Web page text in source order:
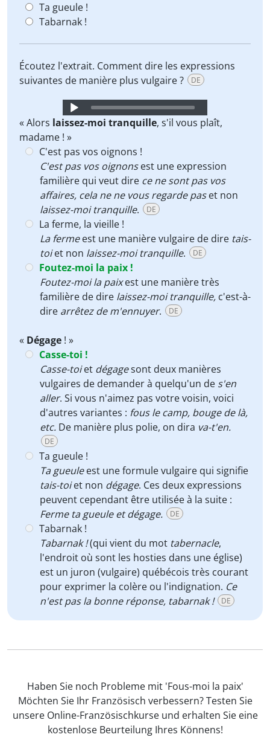
Ta gueule !
Tabarnak !
Écoutez l'extrait. Comment dire les expressions
suivantes de manière plus vulgaire ?
DE
Audio
Player
« Alors laissez-moi tranquille, s'il vous plaît,
madame ! »
C'est pas vos oignons !
C'est pas vos oignonsest une expression
familière qui veut dire ce ne sont pas vos
affaires, cela ne ne vous regarde paset non
laissez-moi tranquille. DE
La ferme, la vieille !
La fermeest une manière vulgaire de dire tais-
toiet non laissez-moi tranquille. DE
Foutez-moi la paix !
Foutez-moi la paixest une manière très
familière de dire laissez-moi tranquille, c'est-à-
dire arrêtez de m'ennuyer. DE
« Dégage ! »
Casse-toi !
Casse-toiet dégagesont deux manières
vulgaires de demander à quelqu'un de s'en
aller. Si vous n'aimez pas votre voisin, voici
d'autres variantes : fous le camp, bouge de là,
etc. De manière plus polie, on dira va-t'en.
DE
Ta gueule !
Ta gueuleest une formule vulgaire qui signifie
tais-toiet non dégage. Ces deux expressions
peuvent cependant être utilisée à la suite :
Ferme ta gueule et dégage.
DE
Tabarnak !
Tabarnak !(qui vient du mot tabernacle,
l'endroit où sont les hosties dans une église)
est un juron (vulgaire) québécois très courant
pour exprimer la colère ou l'indignation. Ce
n'est pas la bonne réponse, tabarnak !
DE
Haben Sie noch Probleme mit 'Fous-moi la paix'
Möchten Sie Ihr Französisch verbessern? Testen Sie
unsere Online-Französischkurse und erhalten Sie eine
kostenlose Beurteilung Ihres Könnens!